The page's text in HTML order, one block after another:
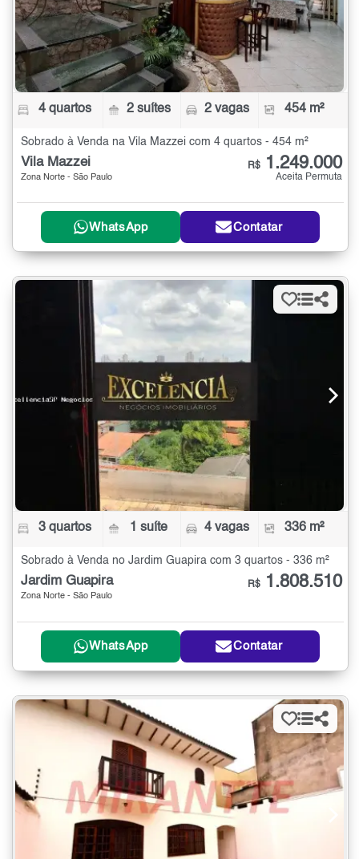
4 quartos 2 suítes 2 vagas 454 m²
Sobrado à Venda na Vila Mazzei com 4 quartos - 454 m²
Vila Mazzei
Zona Norte - São Paulo
R$ 1.249.000
Aceita Permuta
WhatsApp Contatar
3 quartos 1 suíte 4 vagas 336 m²
Sobrado à Venda no Jardim Guapira com 3 quartos - 336 m²
Jardim Guapira
Zona Norte - São Paulo
R$ 1.808.510
WhatsApp Contatar